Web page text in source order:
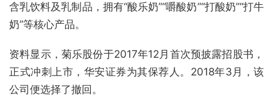
含乳饮料及乳制品，拥有“酸乐奶”“嚼酸奶”“打酸奶”“打牛
奶”等核心产品。
资料显示，菊乐股份于2017年12月首次预披露招股书，
正式冲刺上市，华安证券为其保荐人。2018年3月，该
公司便选择了撤回。